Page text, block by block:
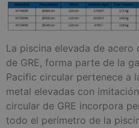
La piscina elevada de
de GRE, forma parte de la
Pacific circular pertenece a
metal elevadas con
circular de GRE incorpora
todo el perímetro de la